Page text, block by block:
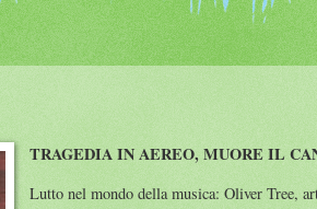
TRAGEDIA IN AEREO, MUORE IL
Lutto nel mondo della musica: Oliver Tree,